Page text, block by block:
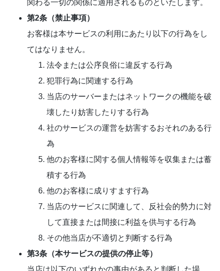
関わる一切の関係に適用されるものといたします。
第2条（禁止事項）
お客様は本サービスの利用にあたり以下の行為をし
てはなりません。
法令または公序良俗に違反する行為
犯罪行為に関連する行為
当店のサーバーまたはネットワークの機能を破
壊したり妨害したりする行為
社のサービスの運営を妨害するおそれのある行
為
他のお客様に関する個人情報等を収集または蓄
積する行為
他のお客様に成りすます行為
当店のサービスに関連して、反社会的勢力に対
して直接または間接に利益を供与する行為
その他当店が不適切と判断する行為
第3条（本サービスの提供の停止等）
当店は以下のいずれかの事由があると判断した場